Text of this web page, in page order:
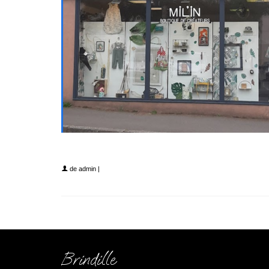
de admin |
Brindille